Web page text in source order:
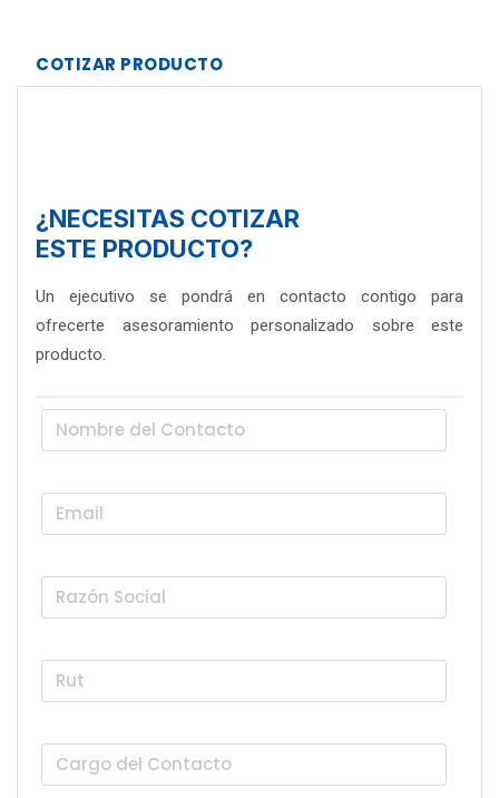
COTIZAR PRODUCTO
¿NECESITAS COTIZAR
ESTE PRODUCTO?
Un ejecutivo se pondrá en contacto contigo para
ofrecerte asesoramiento personalizado sobre este
producto.